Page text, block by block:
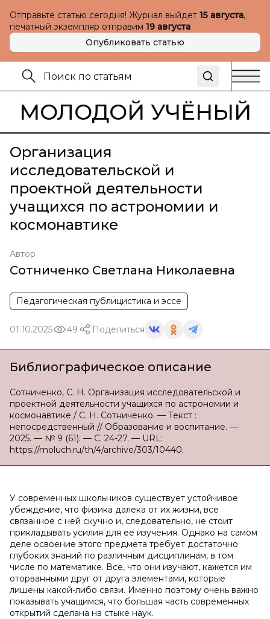
Отправьте статью сегодня! Журнал выйдет 15 августа,
печатный экземпляр отправим 19 августа
Опубликовать статью
МОЛОДОЙ УЧЁНЫЙ
Организация
исследовательской и
проектной деятельности
учащихся по астрономии и
космонавтике
Автор
Сотниченко Светлана Николаевна
Педагогическая публицистика и эссе
01.10.2025 49 Поделиться
Библиографическое описание
Сотниченко, С. Н. Организация исследовательской и
проектной деятельности учащихся по астрономии и
космонавтике / С. Н. Сотниченко. — Текст :
непосредственный // Образование и воспитание. —
2025. — № 9 (61). — С. 24-27. — URL:
https://moluch.ru/th/4/archive/303/10440.
У современных школьников существует устойчивое
убеждение, что физика далека от их жизни, все
связанное с ней скучно и, следовательно, не стоит
прикладывать усилия для ее изучения. Однако на самом
деле освоение этого предмета требует достаточно
глубоких знаний по различным дисциплинам, в том
числе по математике. Все, что они изучают, кажется им
оторванными друг от друга элементами, которые
лишены какой-либо связи. Именно поэтому очень важно
показывать учащимся, что большая часть современных
открытий сделана на стыке наук.